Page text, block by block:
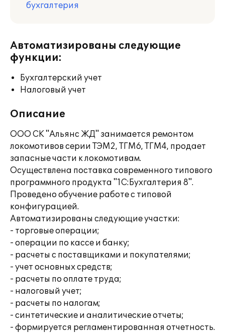
бухгалтерия
Автоматизированы следующие
функции:
Бухгалтерский учет
Налоговый учет
Описание
ООО СК "Альянс ЖД" занимается ремонтом
локомотивов серии ТЭМ2, ТГМ6, ТГМ4, продает
запасные части к локомотивам.
Осуществлена поставка современного типового
программного продукта "1С:Бухгалтерия 8".
Проведено обучение работе с типовой
конфигурацией.
Автоматизированы следующие участки:
- торговые операции;
- операции по кассе и банку;
- расчеты с поставщиками и покупателями;
- учет основных средств;
- расчеты по оплате труда;
- налоговый учет;
- расчеты по налогам;
- синтетические и аналитические отчеты;
- формируется регламентированная отчетность.